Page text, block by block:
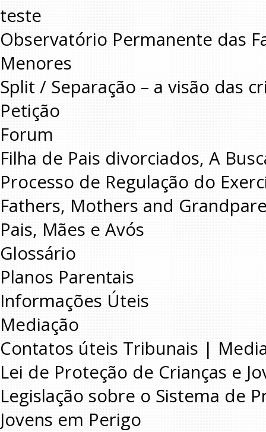
teste
Observatório Permanente das
Menores
Split / Separação – a visão das
Petição
Forum
Filha de Pais divorciados, A
Processo de Regulação do
Fathers, Mothers and
Pais, Mães e Avós
Glossário
Planos Parentais
Informações Úteis
Mediação
Contatos úteis Tribunais |
Lei de Proteção de Crianças e
Legislação sobre o Sistema de
Jovens em Perigo